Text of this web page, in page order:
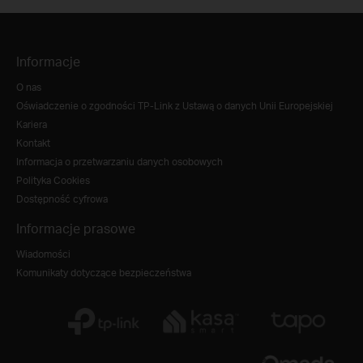
Informacje
O nas
Oświadczenie o zgodności TP-Link z Ustawą o danych Unii Europejskiej
Kariera
Kontakt
Informacja o przetwarzaniu danych osobowych
Polityka Cookies
Dostępność cyfrowa
Informacje prasowe
Wiadomości
Komunikaty dotyczące bezpieczeństwa